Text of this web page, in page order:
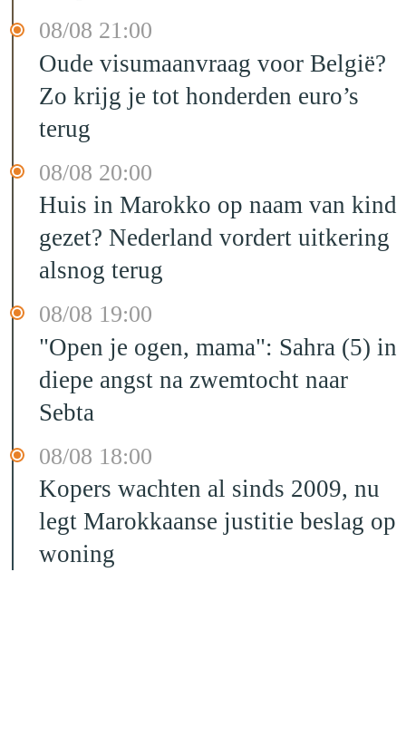
08/08 21:00
Oude visumaanvraag voor België?
Zo krijg je tot honderden euro’s
terug
08/08 20:00
Huis in Marokko op naam van kind
gezet? Nederland vordert uitkering
alsnog terug
08/08 19:00
"Open je ogen, mama": Sahra (5) in
diepe angst na zwemtocht naar
Sebta
08/08 18:00
Kopers wachten al sinds 2009, nu
legt Marokkaanse justitie beslag op
woning